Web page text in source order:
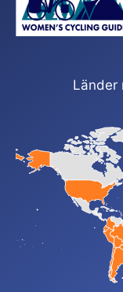
Länder